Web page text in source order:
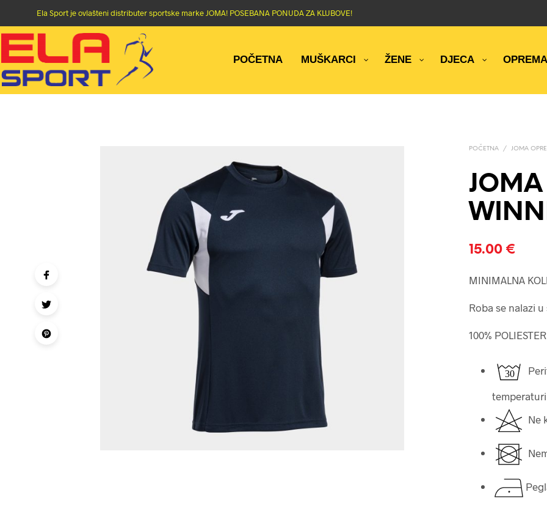
Ela Sport je ovlašteni distributer sportske marke JOMA! POSEBANA PONUDA ZA KLUBOVE!
POČETNA MUŠKARCI ŽENE DJECA OPREMA
POČETNA / JOMA
JOMA
15.00€
MINIMALNA
Roba se nalazi u
100% POLIESTER
temperaturi
Ne